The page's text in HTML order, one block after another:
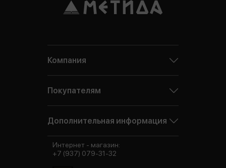
Компания
Покупателям
Дополнительная информация
Интернет - магазин:
+7 (937) 079-31-32